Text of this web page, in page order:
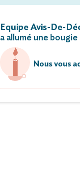
Equipe Avis-De-
a allumé une bougie
Nous vous